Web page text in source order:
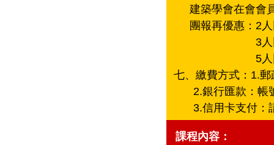
建築學會在會會
團報再優惠：2
3
5
七、繳費方式：1.
2.銀行匯款：帳
3.信用卡支付：
課程內容：